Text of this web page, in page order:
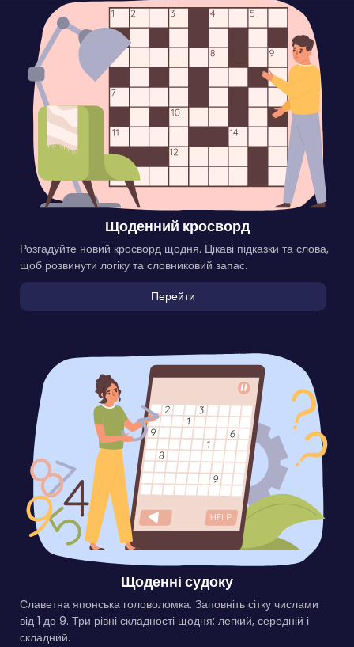
Щоденний кросворд
Розгадуйте новий кросворд щодня. Цікаві підказки та слова,
щоб розвинути логіку та словниковий запас.
Перейти
Щоденні судоку
Славетна японська головоломка. Заповніть сітку числами
від 1 до 9. Три рівні складності щодня: легкий, середній і
складний.